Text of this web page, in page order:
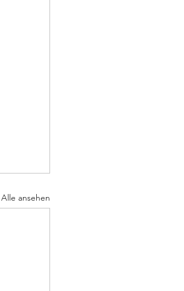
Alle ansehen